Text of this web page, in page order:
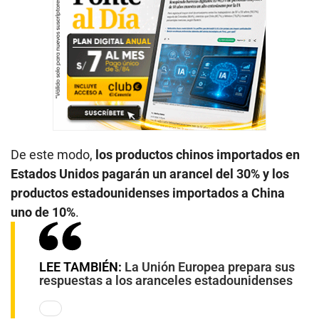
De este modo, los productos chinos importados en
Estados Unidos pagarán un arancel del 30% y los
productos estadounidenses importados a China
uno de 10%.
LEE TAMBIÉN: La Unión Europea prepara sus
respuestas a los aranceles estadounidenses